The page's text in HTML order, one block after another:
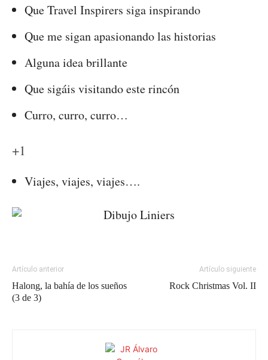
Que Travel Inspirers siga inspirando
Que me sigan apasionando las historias
Alguna idea brillante
Que sigáis visitando este rincón
Curro, curro, curro…
+1
Viajes, viajes, viajes….
Artículo anterior
Halong, la bahía de los sueños
(3 de 3)
Artículo siguiente
Rock Christmas Vol. II